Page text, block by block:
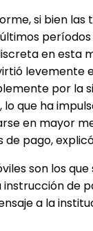
si bien las
en esta
levemente
por la
que ha
en mayor
pago,
son los que
instrucción de
a la